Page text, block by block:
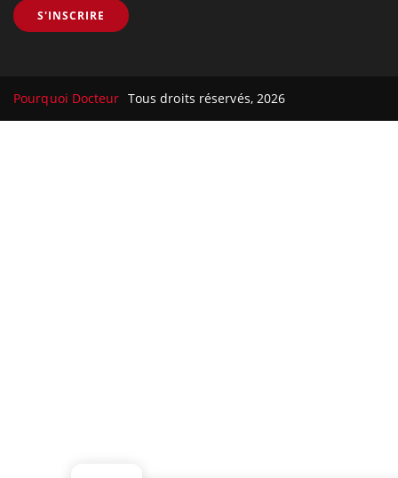
S'INSCRIRE
Pourquoi Docteur Tous droits réservés, 2026